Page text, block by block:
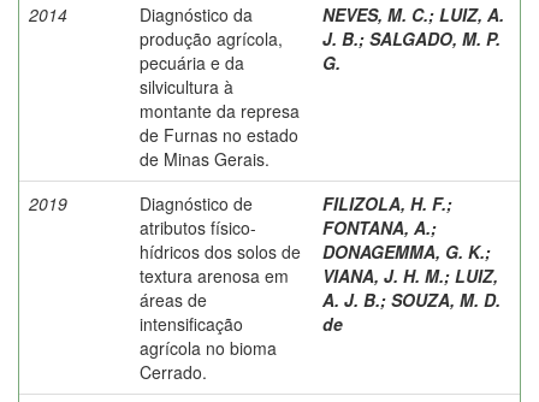
2014
Diagnóstico da
produção agrícola,
pecuária e da
silvicultura à
montante da represa
de Furnas no estado
de Minas Gerais.
NEVES, M. C.; LUIZ, A.
J. B.; SALGADO, M. P.
G.
2019
Diagnóstico de
atributos físico-
hídricos dos solos de
textura arenosa em
áreas de
intensificação
agrícola no bioma
Cerrado.
FILIZOLA, H. F.;
FONTANA, A.;
DONAGEMMA, G. K.;
VIANA, J. H. M.; LUIZ,
A. J. B.; SOUZA, M. D.
de